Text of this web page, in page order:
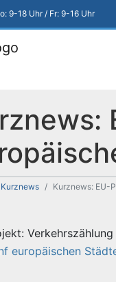
9-18 Uhr / Fr: 9-16 Uhr
Kurznews Kurznews: EU-